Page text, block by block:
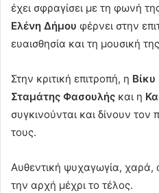
έχει σφραγίσει με τη φωνή
Ελένη Δήμου φέρνει στην
ευαισθησία και τη μουσική
Στην κριτική επιτροπή, η
Σταμάτης Φασουλής και η
συγκινούνται και δίνουν τον
τους.
Αυθεντική ψυχαγωγία, χαρά,
την αρχή μέχρι το τέλος.